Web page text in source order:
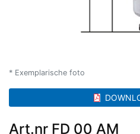
* Exemplarische foto
Art.nr FD 00 AM